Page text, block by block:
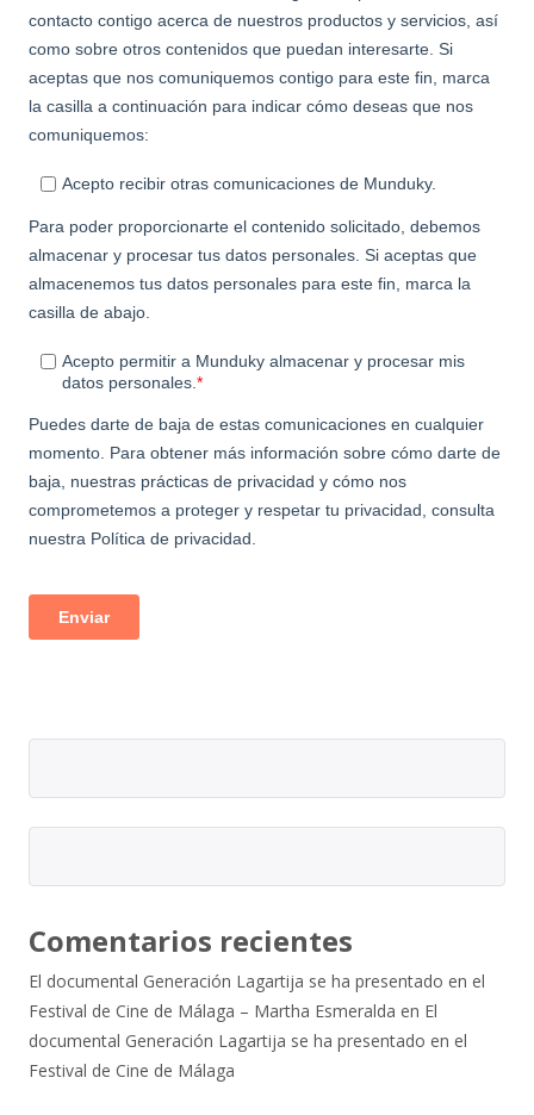
Comentarios recientes
El documental Generación Lagartija se ha presentado en el
Festival de Cine de Málaga – Martha Esmeralda en El
documental Generación Lagartija se ha presentado en el
Festival de Cine de Málaga